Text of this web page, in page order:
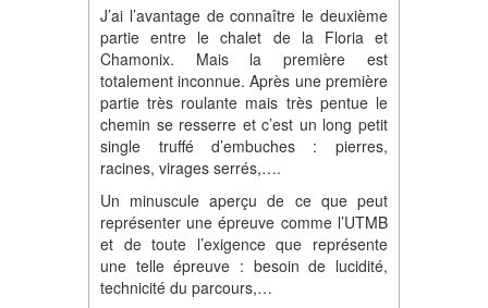
J’ai l’avantage de connaître le deuxième
partie entre le chalet de la Floria et
Chamonix. Mais la première est
totalement inconnue. Après une première
partie très roulante mais très pentue le
chemin se resserre et c’est un long petit
single truffé d’embuches : pierres,
racines, virages serrés,….
Un minuscule aperçu de ce que peut
représenter une épreuve comme l’UTMB
et de toute l’exigence que représente
une telle épreuve : besoin de lucidité,
technicité du parcours,…